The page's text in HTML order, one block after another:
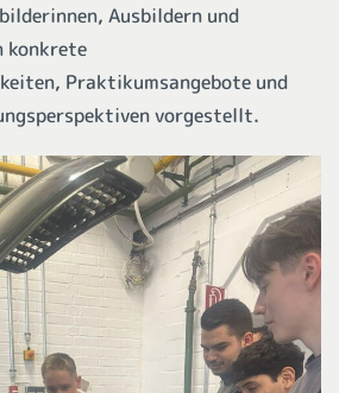
Ausbildern und
konkrete
Praktikumsangebote und
vorgestellt.